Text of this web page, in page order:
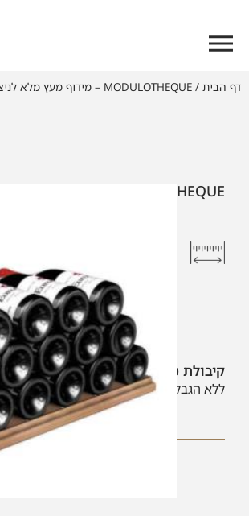
דף הבית / MODULOTHEQUE – מידוף מעץ מלא לניצול שטח מקסימלי
MODULOTHEQUE – מידוף מעץ מלא לניצול שטח מקסימלי
שונים
קיבולת מקסימלית
ללא הגבלה בקבוקים